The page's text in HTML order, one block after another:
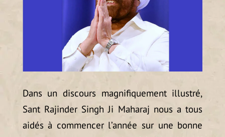
Dans un discours magnifiquement illustré,
Sant Rajinder Singh Ji Maharaj nous a tous
aidés à commencer l’année sur une bonne